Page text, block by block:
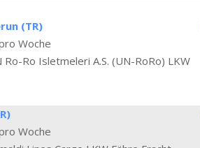
(TR)
Woche
Ro-Ro Isletmeleri A.S. (UN-RoRo) LKW
Woche